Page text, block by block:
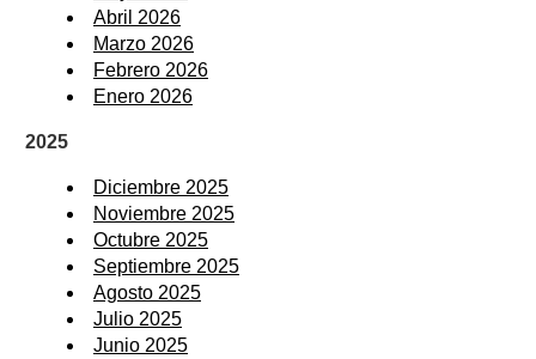
Abril 2026
Marzo 2026
Febrero 2026
Enero 2026
2025
Diciembre 2025
Noviembre 2025
Octubre 2025
Septiembre 2025
Agosto 2025
Julio 2025
Junio 2025